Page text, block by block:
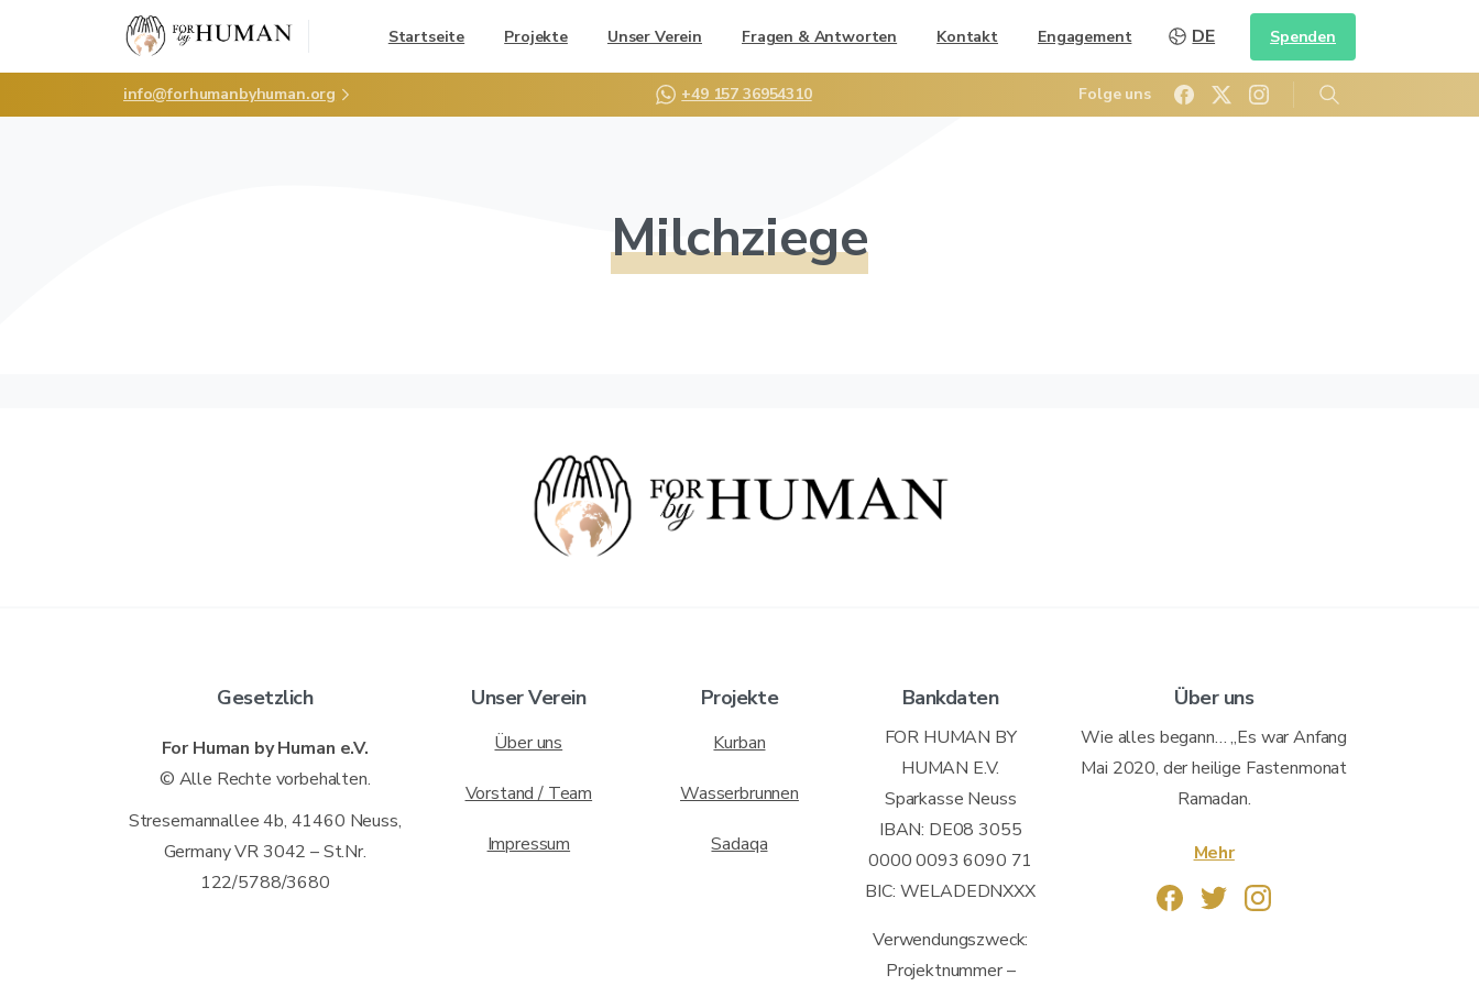
Startseite Projekte Unser Verein Fragen & Antworten Kontakt Engagement DE Spenden
info@forhumanbyhuman.org +49 157 36954310 Folge uns
Suche
Milchziege
Gesetzlich
For Human by Human e.V.
© Alle Rechte vorbehalten.
Stresemannallee 4b, 41460 Neuss,
Germany VR 3042 – St.Nr.
122/5788/3680
Unser Verein
Über uns
Vorstand / Team
Impressum
Projekte
Kurban
Wasserbrunnen
Sadaqa
Bankdaten
FOR HUMAN BY
HUMAN E.V.
Sparkasse Neuss
IBAN: DE08 3055
0000 0093 6090 71
BIC: WELADEDNXXX
Verwendungszweck:
Projektnummer –
Über uns
Wie alles begann… „Es war Anfang
Mai 2020, der heilige Fastenmonat
Ramadan.
Mehr